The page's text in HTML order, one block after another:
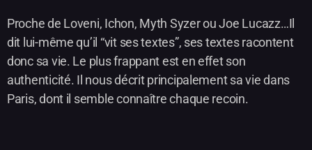
Proche de Loveni, Ichon, Myth Syzer ou Joe Lucazz…Il
dit lui-même qu’il “vit ses textes”, ses textes racontent
donc sa vie. Le plus frappant est en effet son
authenticité. Il nous décrit principalement sa vie dans
Paris, dont il semble connaître chaque recoin.